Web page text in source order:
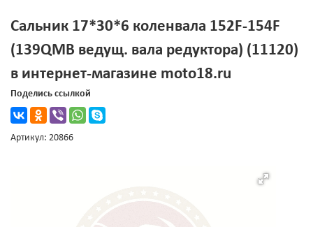
Сальник 17*30*6 коленвала 152F-154F
(139QMB ведущ. вала редуктора) (11120)
в интернет-магазине moto18.ru
Поделись ссылкой
Артикул: 20866